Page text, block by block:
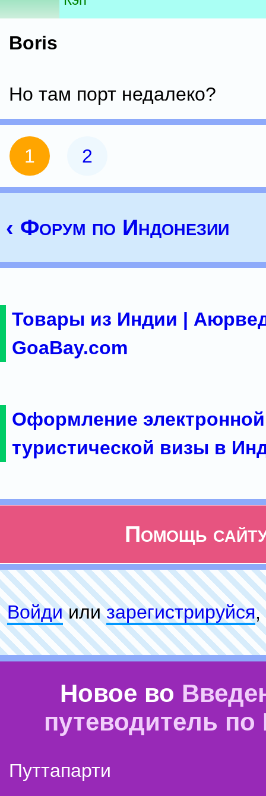
Boris
Но там порт недалеко?
1 2
‹ Форум по Индонезии
Товары из Индии |
GoaBay.com
Оформление электронной
туристической визы в
Помощь
Войдиилизарeгиcтpируйся,
Новое во
путеводитель
Путтапарти